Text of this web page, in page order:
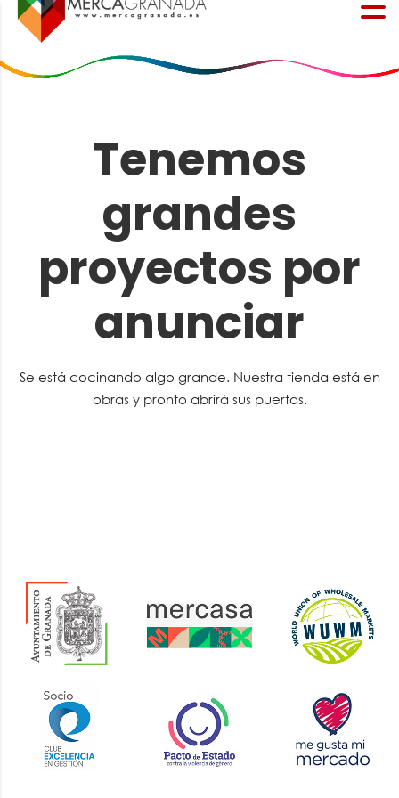
Tenemos
grandes
proyectos por
anunciar
Se está cocinando algo grande. Nuestra tienda está en
obras y pronto abrirá sus puertas.